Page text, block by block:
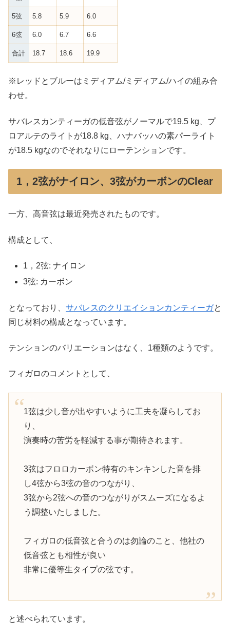
5弦 5.8 5.9 6.0
6弦 6.0 6.7 6.6
合計 18.7 18.6 19.9
※レッドとブルーはミディアム/ミディアム/ハイの組み合
わせ。
サバレスカンティーガの低音弦がノーマルで19.5 kg、プ
ロアルテのライトが18.8 kg、ハナバッハの素パーライト
が18.5 kgなのでそれなりにローテンションです。
1，2弦がナイロン、3弦がカーボンのClear
一方、高音弦は最近発売されたものです。
構成として、
1，2弦: ナイロン
3弦: カーボン
となっており、 サバレスのクリエイションカンティーガと
同じ材料の構成となっています。
テンションのバリエーションはなく、1種類のようです。
フィガロのコメントとして、
1弦は少し音が出やすいように工夫を凝らしてお
り、
演奏時の苦労を軽減する事が期待されます。
3弦はフロロカーボン特有のキンキンした音を排
し4弦から3弦の音のつながり、
3弦から2弦への音のつながりがスムーズになるよ
う調整いたしました。
フィガロの低音弦と合うのは勿論のこと、他社の
低音弦とも相性が良い
非常に優等生タイプの弦です。
と述べられています。